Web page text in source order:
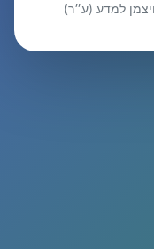
ויצמן למדע (ע״ר)